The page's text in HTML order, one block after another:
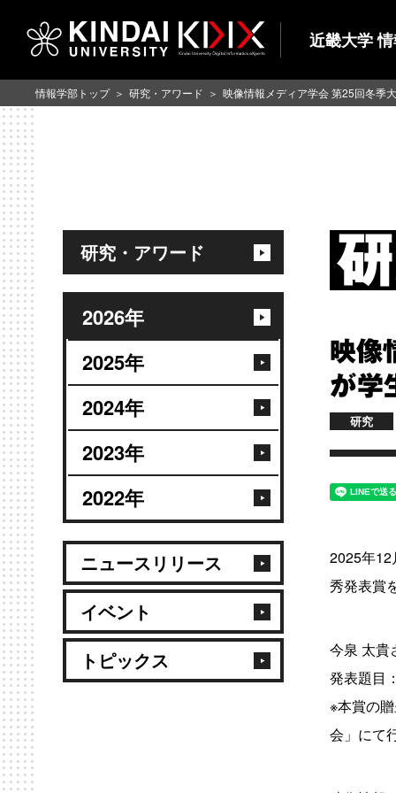
近畿大学
研究・アワード
2026年
2025年
2024年
2023年
2022年
ニュースリリース
イベント
トピックス
映像
が学
研究
2025年12
秀発表賞
今泉 太
発表題目
※本賞の
会」にて
情報学部トップ 研究・アワード 映像情報メディア学会 第25回冬季